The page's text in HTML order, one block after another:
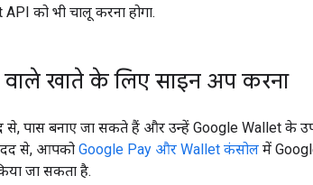
को भी चालू करना होगा.
खाते के लिए साइन अप करना
पास बनाए जा सकते हैं और उन्हें Google Wallet के
से, आपको Google Pay और Wallet कंसोल में
जा सकता है.